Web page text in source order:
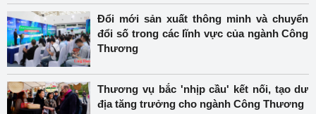
Đổi mới sản xuất thông minh và chuyển
đổi số trong các lĩnh vực của ngành Công
Thương
Thương vụ bắc 'nhịp cầu' kết nối, tạo dư
địa tăng trưởng cho ngành Công Thương